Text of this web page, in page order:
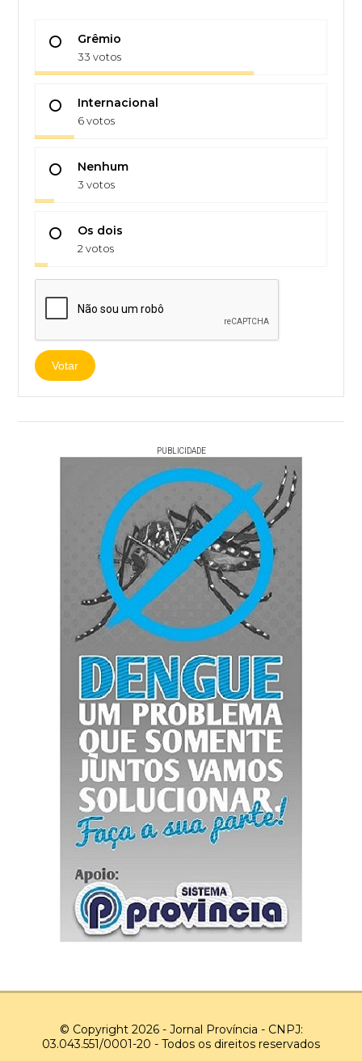
Grêmio
33 votos
Internacional
6 votos
Nenhum
3 votos
Os dois
2 votos
Votar
PUBLICIDADE
© Copyright 2026 - Jornal Província - CNPJ:
03.043.551/0001-20 - Todos os direitos reservados